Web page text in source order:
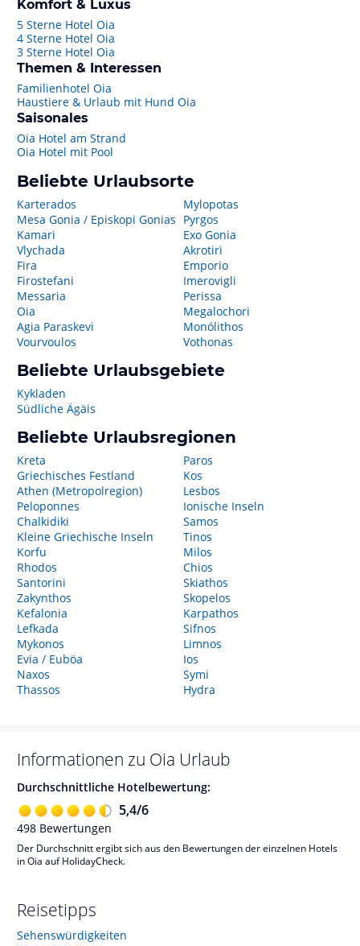
Komfort & Luxus
5 Sterne Hotel Oia
4 Sterne Hotel Oia
3 Sterne Hotel Oia
Themen & Interessen
Familienhotel Oia
Haustiere & Urlaub mit Hund Oia
Saisonales
Oia Hotel am Strand
Oia Hotel mit Pool
Beliebte Urlaubsorte
Karterados
Mesa Gonia / Episkopi Gonias
Kamari
Vlychada
Fira
Firostefani
Messaria
Oia
Agia Paraskevi
Vourvoulos
Mylopotas
Pyrgos
Exo Gonia
Akrotiri
Emporio
Imerovigli
Perissa
Megalochori
Monólithos
Vothonas
Beliebte Urlaubsgebiete
Kykladen
Südliche Ägäis
Beliebte Urlaubsregionen
Kreta
Griechisches Festland
Athen (Metropolregion)
Peloponnes
Chalkidiki
Kleine Griechische Inseln
Korfu
Rhodos
Santorini
Zakynthos
Kefalonia
Lefkada
Mykonos
Evia / Euböa
Naxos
Thassos
Paros
Kos
Lesbos
Ionische Inseln
Samos
Tinos
Milos
Chios
Skiathos
Skopelos
Karpathos
Sifnos
Limnos
Ios
Symi
Hydra
Informationen zu Oia Urlaub
Durchschnittliche Hotelbewertung:
5,4/6
498 Bewertungen
Der Durchschnitt ergibt sich aus den Bewertungen der einzelnen Hotels
in Oia auf HolidayCheck.
Reisetipps
Sehenswürdigkeiten